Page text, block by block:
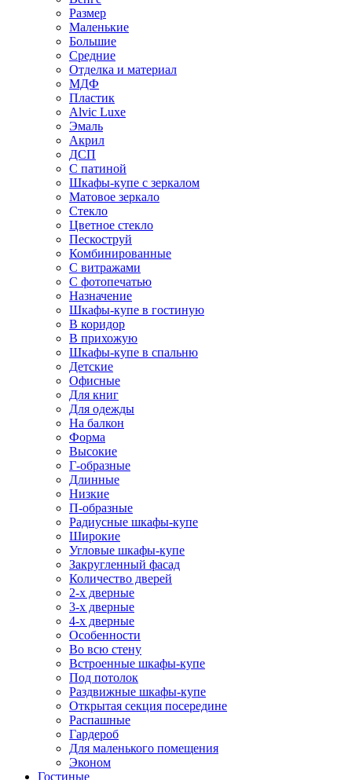
Размер
Маленькие
Большие
Средние
Отделка и материал
МДФ
Пластик
Alvic Luxe
Эмаль
Акрил
ДСП
С патиной
Шкафы-купе с зеркалом
Матовое зеркало
Стекло
Цветное стекло
Пескоструй
Комбинированные
С витражами
С фотопечатью
Назначение
Шкафы-купе в гостиную
В коридор
В прихожую
Шкафы-купе в спальню
Детские
Офисные
Для книг
Для одежды
На балкон
Форма
Высокие
Г-образные
Длинные
Низкие
П-образные
Радиусные шкафы-купе
Широкие
Угловые шкафы-купе
Закругленный фасад
Количество дверей
2-х дверные
3-х дверные
4-х дверные
Особенности
Во всю стену
Встроенные шкафы-купе
Под потолок
Раздвижные шкафы-купе
Открытая секция посередине
Распашные
Гардероб
Для маленького помещения
Эконом
Гостиные